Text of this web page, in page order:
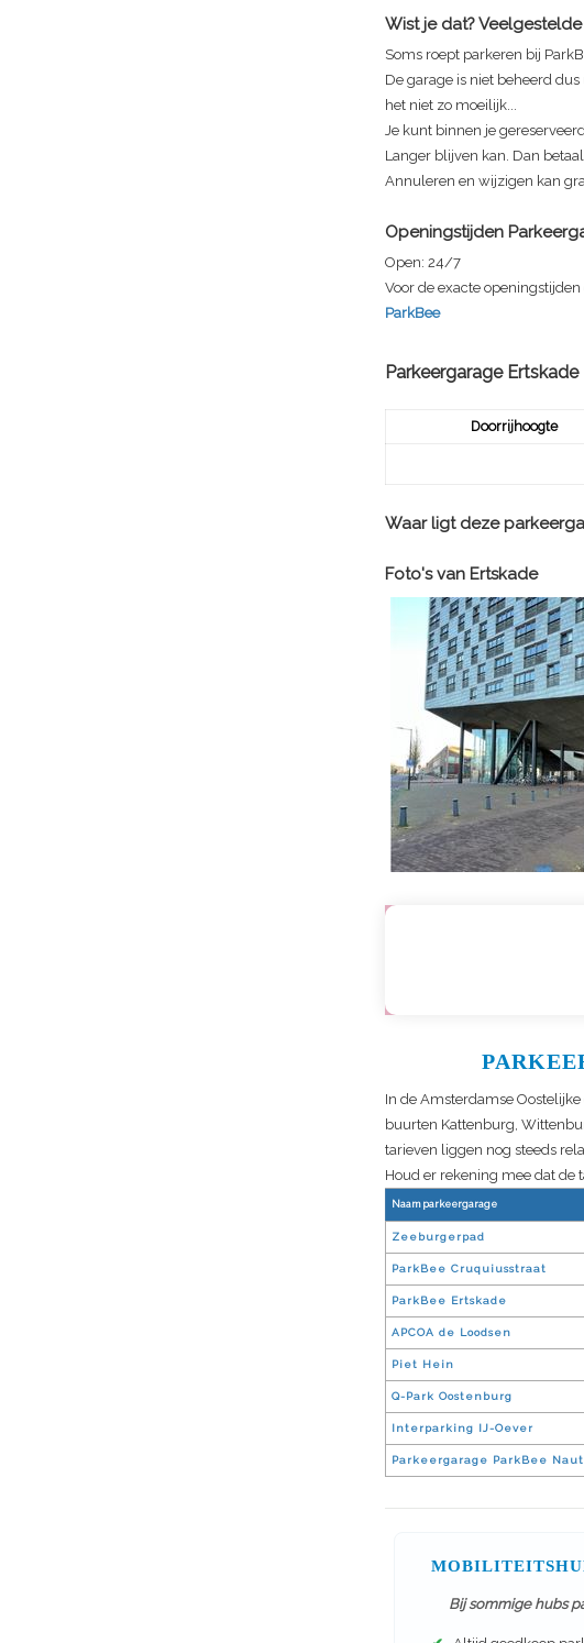
Wist je dat?
Soms roept parkeren bij
De garage is niet beheerd
het niet zo moeilijk...
Je kunt binnen je
Langer blijven kan. Dan
Annuleren en wijzigen kan
Openingstijden
Open: 24/7
Voor de exacte
ParkBee
Parkeergarage Ertskade
Doorrijhoogte
Waar ligt deze
Foto's van Ertskade
In de Amsterdamse
buurten Kattenburg,
tarieven liggen nog steeds
Houd er rekening mee dat de
Naam parkeergarage
Zeeburgerpad
ParkBee Cruquiusstraat
ParkBee Ertskade
APCOA de Loodsen
Piet Hein
Q-Park Oostenburg
Interparking IJ-Oever
Parkeergarage ParkBee
Bij sommige hubs